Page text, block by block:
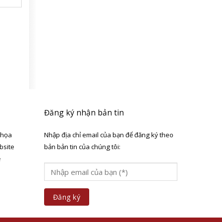
Đăng ký nhận bản tin
Nhập địa chỉ email của bạn để đăng ký theo
bản bản tin của chúng tôi: